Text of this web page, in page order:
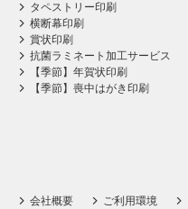
タペストリー印刷
横断幕印刷
賞状印刷
抗菌ラミネート加工サービス
【季節】年賀状印刷
【季節】喪中はがき印刷
会社概要 ご利用環境